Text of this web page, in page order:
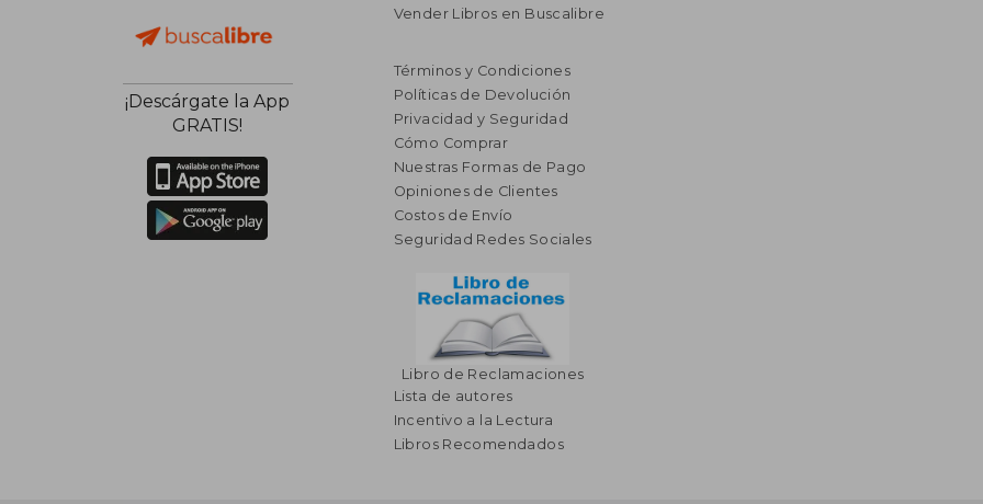
¡Descárgate la App
GRATIS!
Vender Libros en Buscalibre
Términos y Condiciones
Políticas de Devolución
Privacidad y Seguridad
Cómo Comprar
Nuestras Formas de Pago
Opiniones de Clientes
Costos de Envío
Seguridad Redes Sociales
Libro de Reclamaciones
Lista de autores
Incentivo a la Lectura
Libros Recomendados